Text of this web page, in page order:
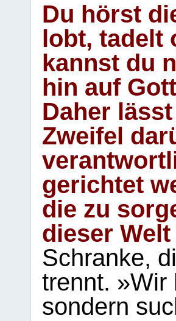
Du hörst
lobt, tadelt
kannst du
hin auf
Daher
Zweifel
gerichtet
die zu
dieser
Schranke,
trennt. »Wir
sondern